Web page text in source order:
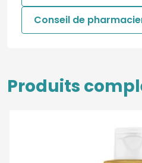
Conseil de
Produits